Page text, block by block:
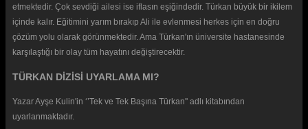
etmektedir. Çok sevdiği ailesi ise iflasın eşiğindedir. Türkan büyük bir ikilem
içinde kalır. Eğitimini yarım bırakıp Ali ile evlenmesi herkes için en doğru
çözüm yolu olarak görünmektedir. Ama Türkan'ın üniversite hastanesinde
karşılaştığı bir olay tüm hayatını değiştirecektir.
TÜRKAN DİZİSİ UYARLAMA MI?
Yazar Ayşe Kulin'in ‘’Tek ve Tek Başına Türkan'' adlı kitabından
uyarlanmaktadır.